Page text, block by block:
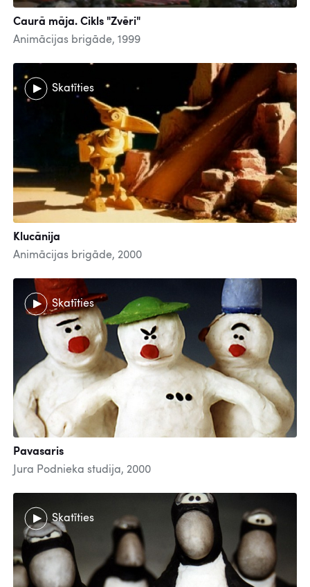
Caurā māja. Cikls "Zvēri"
Animācijas brigāde, 1999
Skatīties
Klucānija
Animācijas brigāde, 2000
Skatīties
Pavasaris
Jura Podnieka studija, 2000
Skatīties